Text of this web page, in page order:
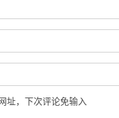
址，下次评论免输入